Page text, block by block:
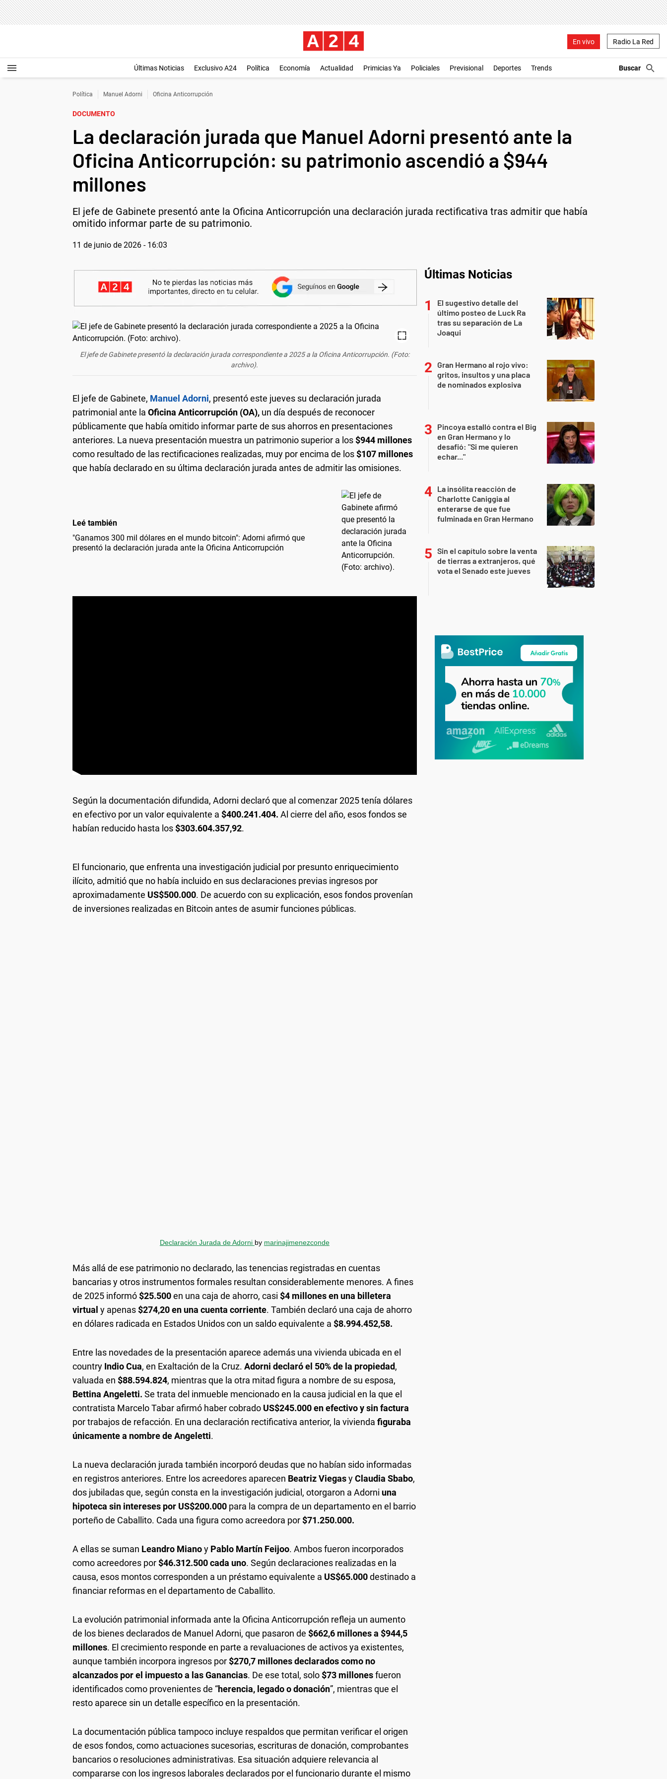
En vivo Radio La Red
Últimas Noticias Exclusivo A24 Política Economía Actualidad Primicias Ya Policiales Previsional Deportes Trends
Política Manuel Adorni Oficina Anticorrupción
DOCUMENTO
La declaración jurada que Manuel Adorni presentó ante la
Oficina Anticorrupción: su patrimonio ascendió a $944
millones
El jefe de Gabinete presentó ante la Oficina Anticorrupción una declaración jurada rectificativa tras admitir que había
omitido informar parte de su patrimonio.
11 de junio de 2026 - 16:03
El jefe de Gabinete presentó la declaración jurada correspondiente a 2025 a la Oficina Anticorrupción. (Foto:
archivo).
El jefe de Gabinete, Manuel Adorni, presentó este jueves su declaración jurada
patrimonial ante la Oficina Anticorrupción (OA), un día después de reconocer
públicamente que había omitido informar parte de sus ahorros en presentaciones
anteriores. La nueva presentación muestra un patrimonio superior a los$944 millones
como resultado de las rectificaciones realizadas, muy por encima de los$107 millones
que había declarado en su última declaración jurada antes de admitir las omisiones.
Leé también
"Ganamos 300 mil dólares en el mundo bitcoin": Adorni afirmó que
presentó la declaración jurada ante la Oficina Anticorrupción
Según la documentación difundida, Adorni declaró que al comenzar 2025 tenía dólares
en efectivo por un valor equivalente a $400.241.404. Al cierre del año, esos fondos se
habían reducido hasta los$303.604.357,92.
El funcionario, que enfrenta una investigación judicial por presunto enriquecimiento
ilícito, admitió que no había incluido en sus declaraciones previas ingresos por
aproximadamente US$500.000. De acuerdo con su explicación, esos fondos provenían
de inversiones realizadas en Bitcoin antes de asumir funciones públicas.
Declaración Jurada de Adorni by marinajimenezconde
Más allá de ese patrimonio no declarado, las tenencias registradas en cuentas
bancarias y otros instrumentos formales resultan considerablemente menores. A fines
de 2025 informó$25.500en una caja de ahorro, casi $4 millones en una billetera
virtual y apenas$274,20 en una cuenta corriente. También declaró una caja de ahorro
en dólares radicada en Estados Unidos con un saldo equivalente a $8.994.452,58.
Entre las novedades de la presentación aparece además una vivienda ubicada en el
country Indio Cua, en Exaltación de la Cruz. Adorni declaró el 50% de la propiedad,
valuada en $88.594.824, mientras que la otra mitad figura a nombre de su esposa,
Bettina Angeletti. Se trata del inmueble mencionado en la causa judicial en la que el
contratista Marcelo Tabar afirmó haber cobrado US$245.000 en efectivo y sin factura
por trabajos de refacción. En una declaración rectificativa anterior, la vivienda figuraba
únicamente a nombre de Angeletti.
La nueva declaración jurada también incorporó deudas que no habían sido informadas
en registros anteriores. Entre los acreedores aparecen Beatriz ViegasyClaudia Sbabo,
dos jubiladas que, según consta en la investigación judicial, otorgaron a Adorni una
hipoteca sin intereses por US$200.000 para la compra de un departamento en el barrio
porteño de Caballito. Cada una figura como acreedora por$71.250.000.
A ellas se suman Leandro Mianoy Pablo Martín Feijoo. Ambos fueron incorporados
como acreedores por$46.312.500 cada uno. Según declaraciones realizadas en la
causa, esos montos corresponden a un préstamo equivalente a US$65.000destinado a
financiar reformas en el departamento de Caballito.
La evolución patrimonial informada ante la Oficina Anticorrupción refleja un aumento
de los bienes declarados de Manuel Adorni, que pasaron de $662,6 millones a $944,5
millones. El crecimiento responde en parte a revaluaciones de activos ya existentes,
aunque también incorpora ingresos por$270,7 millones declarados como no
alcanzados por el impuesto a las Ganancias. De ese total, solo$73 millonesfueron
identificados como provenientes de “herencia, legado o donación”, mientras que el
resto aparece sin un detalle específico en la presentación.
La documentación pública tampoco incluye respaldos que permitan verificar el origen
de esos fondos, como actuaciones sucesorias, escrituras de donación, comprobantes
bancarios o resoluciones administrativas. Esa situación adquiere relevancia al
compararse con los ingresos laborales declarados por el funcionario durante el mismo
Últimas Noticias
El sugestivo detalle del
último posteo de Luck Ra
tras su separación de La
Joaqui
Gran Hermano al rojo vivo:
gritos, insultos y una placa
de nominados explosiva
Pincoya estalló contra el Big
en Gran Hermano y lo
desafió: "Si me quieren
echar..."
La insólita reacción de
Charlotte Caniggia al
enterarse de que fue
fulminada en Gran Hermano
Sin el capítulo sobre la venta
de tierras a extranjeros, qué
vota el Senado este jueves